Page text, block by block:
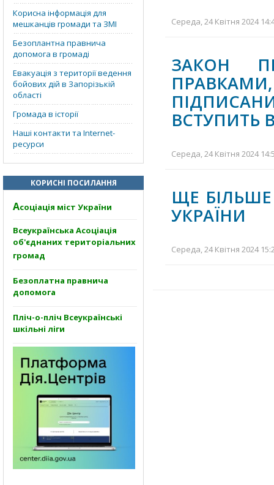
Корисна інформація для
мешканців громади та ЗМІ
Безоплантна правнича
допомога в громаді
Евакуація з території ведення
бойових дій в Запорізькій
області
Громада в історії
Наші контакти та Internet-
ресурси
КОРИСНІ ПОСИЛАННЯ
Асоціація міст України
Всеукраїнська Асоціація
об'єднаних територіальних
громад
Безоплатна правнича
допомога
Пліч-о-пліч Всеукраїнські
шкільні ліги
Середа, 24 Квітня 2024
ЗАКОН
ВСТУПИТЬ
Середа, 24 Квітня 2024
ЩЕ
УКРАЇНИ
Середа, 24 Квітня 2024